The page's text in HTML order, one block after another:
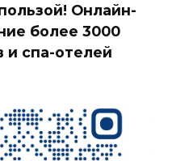
Онлайн-
более 3000
и спа-отелей